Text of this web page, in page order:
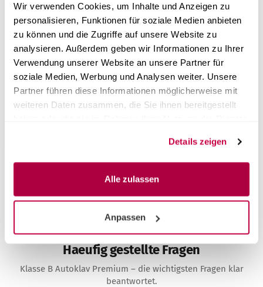
Wir verwenden Cookies, um Inhalte und Anzeigen zu
personalisieren, Funktionen für soziale Medien anbieten
zu können und die Zugriffe auf unsere Website zu
analysieren. Außerdem geben wir Informationen zu Ihrer
Verwendung unserer Website an unsere Partner für
soziale Medien, Werbung und Analysen weiter. Unsere
Partner führen diese Informationen möglicherweise mit
weiteren Daten zusammen, die Sie ihnen bereitgestellt
Details zeigen
Alle zulassen
Anpassen
Bereit für Ihren Klasse B
Autoklav?
Finden Sie in 2 Minuten das passende Modell –
oder lassen Sie sich persönlich beraten.
Autoklav konfigurieren
* 3 Jahre Garantie mit Abschluss eines Wartungsvertrags; sonst 2 Jahre,
Vergleichsaussagen beziehen sich allgemein auf etablierte
Haeufig gestellte Fragen
Klasse B Autoklav Premium – die wichtigsten Fragen klar
beantwortet.